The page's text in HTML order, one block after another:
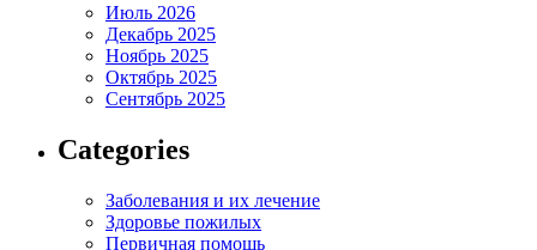
Июль 2026
Декабрь 2025
Ноябрь 2025
Октябрь 2025
Сентябрь 2025
Categories
Заболевания и их лечение
Здоровье пожилых
Первичная помощь